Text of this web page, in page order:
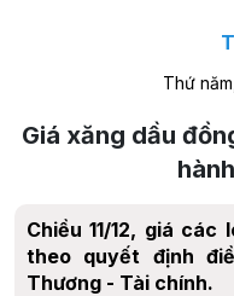
Thứ
Giá xăng dầu
Chiều 11/12, giá các
theo quyết định
Thương - Tài chính.